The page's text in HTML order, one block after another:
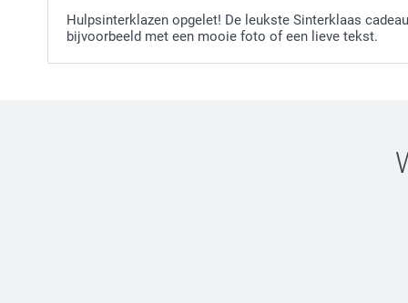
Hulpsinterklazen opgelet! De leukste Sinterklaas
bijvoorbeeld met een mooie foto of een lieve tekst.